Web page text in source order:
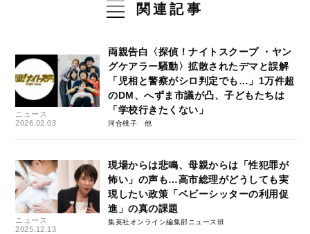
関連記事
ニュース
2026.02.03
両親告白〈探偵！ナイトスクープ ・ヤン
グケアラー騒動〉拡散されたデマと誤解
「児相と警察がシロ判定でも…」1万件超
のDM、へずま市議が凸、子どもたちは
「学校行きたくない」
河合桃子
ニュース
2025.12.13
現場からは悲鳴、母親からは「性犯罪が
怖い」の声も…高市総理がどうしても実
現したい政策「ベビーシッターの利用促
進」の真の課題
集英社オンライン編集部ニュース班